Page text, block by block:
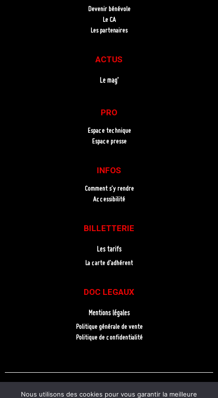
Devenir bénévole
Le CA
Les partenaires
ACTUS
Le mag’
PRO
Espace technique
Espace presse
INFOS
Comment s’y rendre
Accessibilité
BILLETTERIE
Les tarifs
La carte d’adhérent
DOC LEGAUX
Mentions légales
Politique générale de vente
Politique de confidentialité
Nous utilisons des cookies pour vous garantir la meilleure